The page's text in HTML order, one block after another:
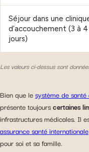
Séjour dans une
d’accouchement (3 à 4
jours)
Les valeurs ci-dessus sont
Bien que lesystème de
présente toujourscertaines
infrastructures médicales. Il
assurance santé internationale
pour soi et sa famille.